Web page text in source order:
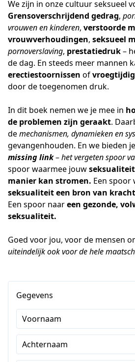
Grensoverschrijdend gedrag,
vrouwen en kinderen, verstoorde
vrouwverhoudingen, seksueel
pornoverslaving, prestatiedruk –
erectiestoornissen of
door de toegenomen druk.
In dit boek nemen we je mee in
de problemen zijn geraakt.
de mechanismen, dynamieken en
gevangenhouden. En we bieden
missing link – het vergeten spoor
spoor waarmee jouw
manier kan stromen.
seksualiteit een bron van kracht
Een spoor naar een gezonde,
seksualiteit.
uiteindelijk ook voor de hele
Gegevens
Voornaam
Achternaam